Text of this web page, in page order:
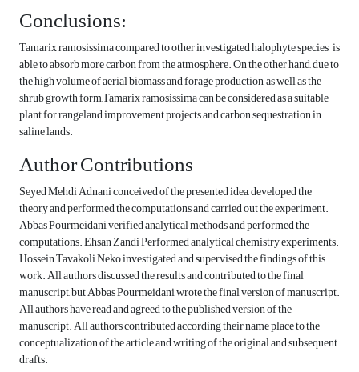
Conclusions:
Tamarix ramosissima compared to other investigated halophyte species, is
able to absorb more carbon from the atmosphere. On the other hand, due to
the high volume of aerial biomass and forage production, as well as the
shrub growth form,Tamarix ramosissima can be considered as a suitable
plant for rangeland improvement projects and carbon sequestration in
saline lands.
Author Contributions
Seyed Mehdi Adnani conceived of the presented idea, developed the
theory and performed the computations and carried out the experiment.
Abbas Pourmeidani verified analytical methods and performed the
computations. Ehsan Zandi Performed analytical chemistry experiments.
Hossein Tavakoli Neko investigated and supervised the findings of this
work. All authors discussed the results and contributed to the final
manuscript, but Abbas Pourmeidani wrote the final version of manuscript.
All authors have read and agreed to the published version of the
manuscript. All authors contributed according their name place to the
conceptualization of the article and writing of the original and subsequent
drafts.